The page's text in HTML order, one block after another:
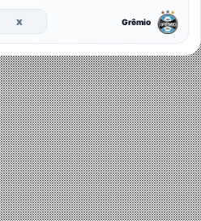
x Grêmio